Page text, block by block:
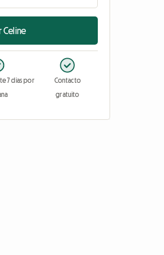
Celine
7 dias por
Contacto
gratuito